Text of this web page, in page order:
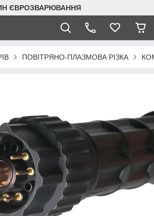
ЄВРОЗВАРЮВАННЯ
ПОВІТРЯНО-ПЛАЗМОВА РІЗКА